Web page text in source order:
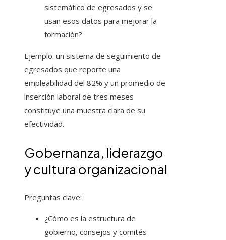
sistemático de egresados y se
usan esos datos para mejorar la
formación?
Ejemplo: un sistema de seguimiento de
egresados que reporte una
empleabilidad del 82% y un promedio de
inserción laboral de tres meses
constituye una muestra clara de su
efectividad.
Gobernanza, liderazgo
y cultura organizacional
Preguntas clave:
¿Cómo es la estructura de
gobierno, consejos y comités